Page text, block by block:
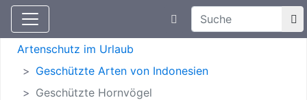
Aktuelle Meldungen
Suchtexteingabe
Artenschutz
Artenschutz im Urlaub
Geschützte Arten von Indonesien
Geschützte Hornvögel